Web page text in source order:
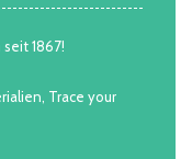
1867!
Trace your